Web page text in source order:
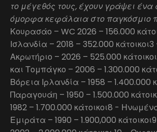
το μέγεθός τους, έχουν γράψει ένα
όμορφα κεφάλαια στο παγκόσμιο
Κουρασάο – WC 2026 – 156.000
Ισλανδία – 2018 – 352.000
Ακρωτήριο – 2026 – 525.000
και Τομπάγκο – 2006 – 1.300.000
Βόρεια Ιρλανδία – 1958 – 1.400.000
Παραγουάη – 1950 – 1.500.000
1982 – 1.700.000 κάτοικοι8 -
Εμιράτα – 1990 – 1.900,000